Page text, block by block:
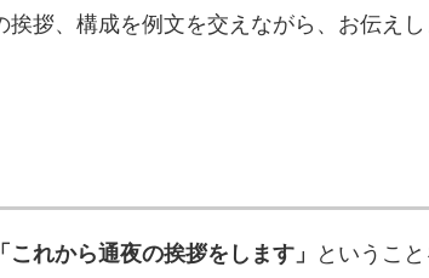
拶、構成を例文を交えながら、お伝えし
「これから通夜の挨拶をします」
というこ